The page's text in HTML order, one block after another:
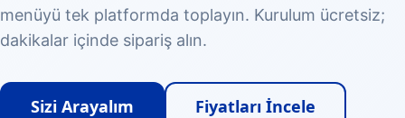
menüyü tek platformda toplayın. Kurulum ücretsiz;
dakikalar içinde sipariş alın.
Sizi Arayalım Fiyatları İncele